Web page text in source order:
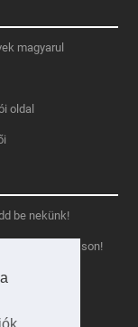
magyarul
oldal
be nekünk!
fennmaradhasson!